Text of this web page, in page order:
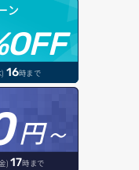
指定）
ン
16時まで
円～
) 17時まで